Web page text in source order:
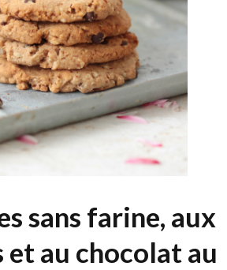
sans farine, aux
et au chocolat au